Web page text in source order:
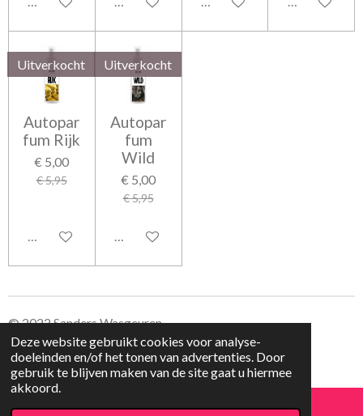
Deze website gebruikt cookies voor analyse-
doeleinden en/of het tonen van advertenties. Door
gebruik te blijven maken van de site gaat u hiermee
akkoord.
Uitverkocht
Autopar
fum Rijk
€ 5,00
€ 5,95
Houd mij op de hoogte
Uitverkocht
Autopar
fum
Wild
€ 5,00
€ 5,95
Houd mij op de hoogte
© 2022 Sanders Wasgeuren